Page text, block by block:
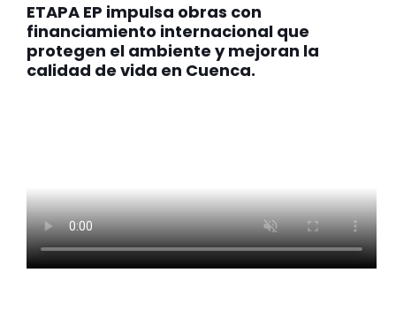
ETAPA EP impulsa obras con
financiamiento internacional que
protegen el ambiente y mejoran la
calidad de vida en Cuenca.